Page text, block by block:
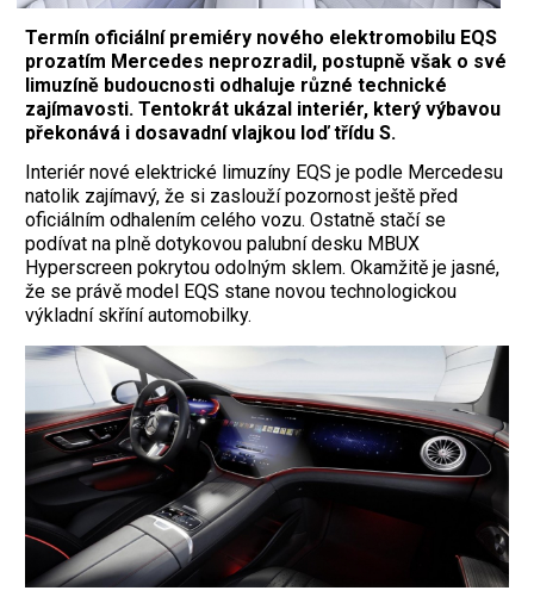
Termín oficiální premiéry nového elektromobilu EQS
prozatím Mercedes neprozradil, postupně však o své
limuzíně budoucnosti odhaluje různé technické
zajímavosti. Tentokrát ukázal interiér, který výbavou
překonává i dosavadní vlajkou loď třídu S.
Interiér nové elektrické limuzíny EQS je podle Mercedesu
natolik zajímavý, že si zaslouží pozornost ještě před
oficiálním odhalením celého vozu. Ostatně stačí se
podívat na plně dotykovou palubní desku MBUX
Hyperscreen pokrytou odolným sklem. Okamžitě je jasné,
že se právě model EQS stane novou technologickou
výkladní skříní automobilky.